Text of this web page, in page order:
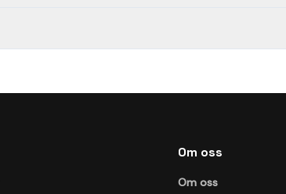
Om oss
Om oss